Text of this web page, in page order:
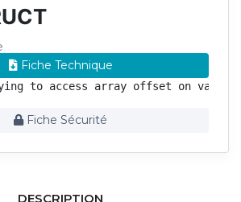
Fiche Technique
to access array offset on
Fiche Sécurité
DESCRIPTION